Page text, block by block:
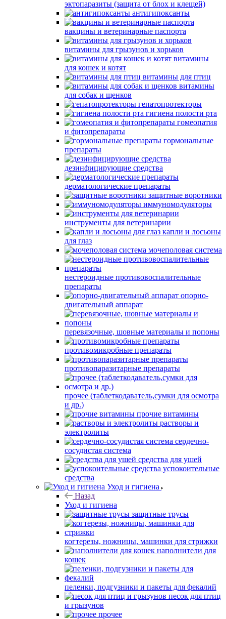
эктопаразиты (защита от блох и клещей)
антигипоксанты
вакцины и ветеринарные паспорта
витамины для грызунов и хорьков
витамины
для кошек и котят
витамины для птиц
витамины
для собак и щенков
гепатопротекторы
гигиена полости рта
гомеопатия
и фитопрепараты
гормональные
препараты
дезинфицирующие средства
дерматологические препараты
защитные воротники
иммуномодуляторы
инструменты для ветеринарии
капли и лосьоны
для глаз
мочеполовая система
нестероидные противовоспалительные
препараты
опорно-
двигательный аппарат
перевязочные, шовные материалы и попоны
противомикробные препараты
противопаразитарные препараты
прочее (таблеткодаватель,сумки для осмотра
и др.)
прочие витамины
растворы и
электролиты
сердечно-
сосудистая система
средства для ушей
успокоительные
средства
Уход и гигиена
Назад
Уход и гигиена
защитные трусы
когтерезы, ножницы, машинки для стрижки
наполнители для
кошек
пеленки, подгузники и пакеты для фекалий
песок для птиц
и грызунов
прочее